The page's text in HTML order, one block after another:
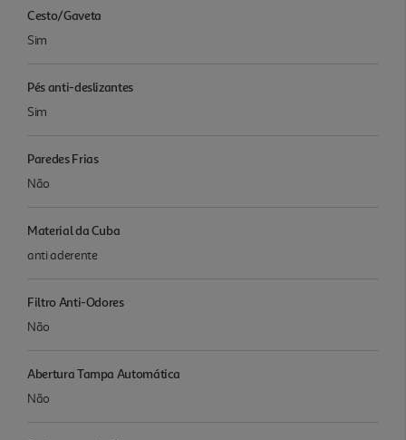
Cesto/Gaveta
Sim
Pés anti-deslizantes
Sim
Paredes Frias
Não
Material da Cuba
anti aderente
Filtro Anti-Odores
Não
Abertura Tampa Automática
Não